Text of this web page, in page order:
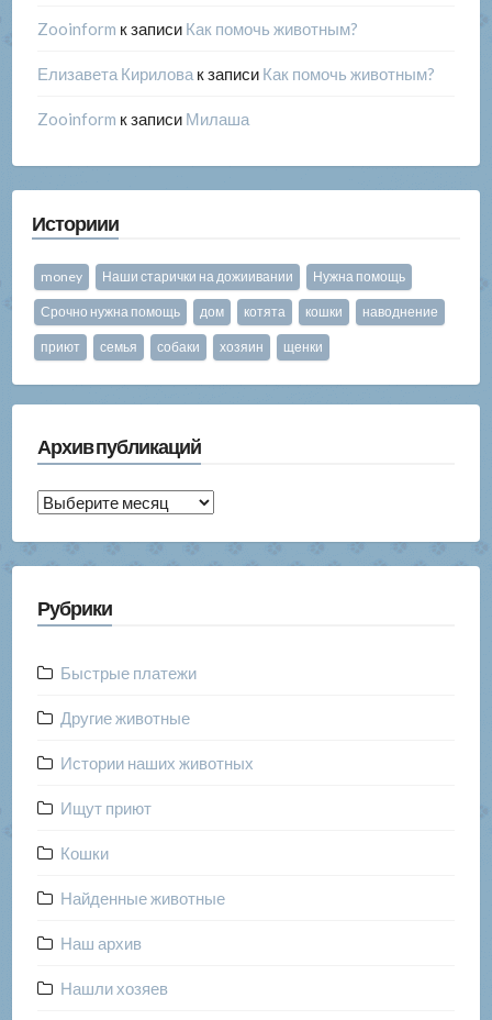
Zooinform к записи Как помочь животным?
Елизавета Кириловак записи Как помочь животным?
Zooinform к записи Милаша
Историии
money Наши старички на дожиивании Нужна помощь
Срочно нужна помощь дом котята кошки наводнение
приют семья собаки хозяин щенки
Архив публикаций
Архив
Рубрики
Быстрые платежи
Другие животные
Истории наших животных
Ищут приют
Кошки
Найденные животные
Наш архив
Нашли хозяев